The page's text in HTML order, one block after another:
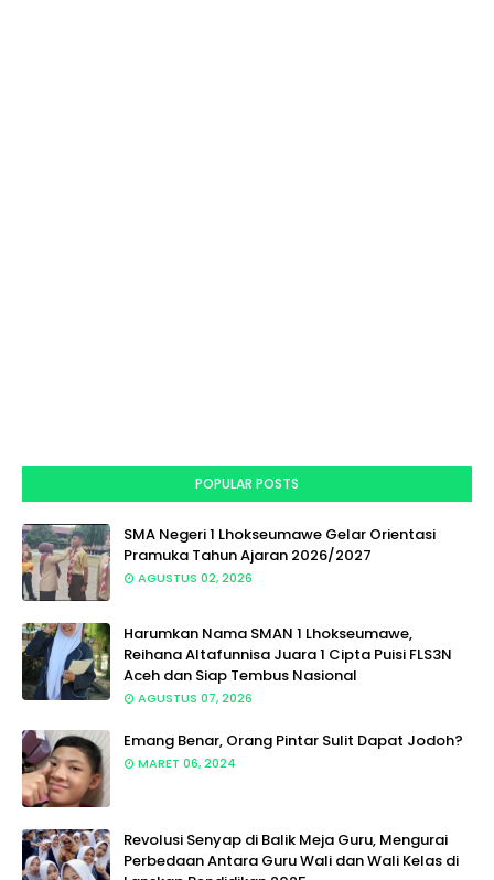
POPULAR POSTS
SMA Negeri 1 Lhokseumawe Gelar Orientasi
Pramuka Tahun Ajaran 2026/2027
AGUSTUS 02, 2026
Harumkan Nama SMAN 1 Lhokseumawe,
Reihana Altafunnisa Juara 1 Cipta Puisi FLS3N
Aceh dan Siap Tembus Nasional
AGUSTUS 07, 2026
Emang Benar, Orang Pintar Sulit Dapat Jodoh?
MARET 06, 2024
Revolusi Senyap di Balik Meja Guru, Mengurai
Perbedaan Antara Guru Wali dan Wali Kelas di